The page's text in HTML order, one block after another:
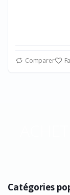
Comparer
Catégories